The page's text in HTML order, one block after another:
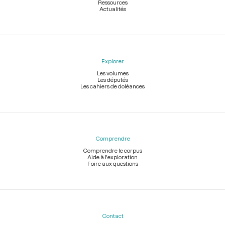
Ressources
Actualités
Explorer
Les volumes
Les députés
Les cahiers de doléances
Comprendre
Comprendre le corpus
Aide à l'exploration
Foire aux questions
Contact